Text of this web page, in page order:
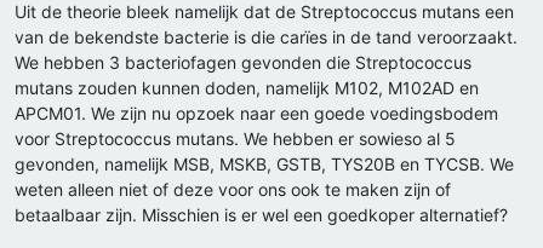
Uit de theorie bleek namelijk dat de Streptococcus mutans een
van de bekendste bacterie is die carïes in de tand veroorzaakt.
We hebben 3 bacteriofagen gevonden die Streptococcus
mutans zouden kunnen doden, namelijk M102, M102AD en
APCM01. We zijn nu opzoek naar een goede voedingsbodem
voor Streptococcus mutans. We hebben er sowieso al 5
gevonden, namelijk MSB, MSKB, GSTB, TYS20B en TYCSB. We
weten alleen niet of deze voor ons ook te maken zijn of
betaalbaar zijn. Misschien is er wel een goedkoper alternatief?